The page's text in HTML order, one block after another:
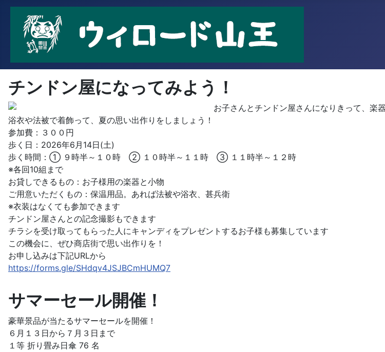
チンドン屋になってみよう！
お子さんとチンドン屋さんになりきって、楽
浴衣や法被で着飾って、夏の思い出作りをしましょう！
参加費：３００円
歩く日：2026年6月14日(土)
歩く時間：① ９時半～１０時 ② １０時半～１１時 ③ １１時半～１２時
※各回10組まで
お貸しできるもの：お子様用の楽器と小物
ご用意いただくもの：保温用品。あれば法被や浴衣、甚兵衛
※衣装はなくても参加できます
チンドン屋さんとの記念撮影もできます
チラシを受け取ってもらった人にキャンディをプレゼントするお子様も募集しています
この機会に、ぜひ商店街で思い出作りを！
お申し込みは下記URLから
https://forms.gle/SHdqv4JSJBCmHUMQ7
サマーセール開催！
豪華景品が当たるサマーセールを開催！
６月１３日から７月３日まで
１等 折り畳み日傘 76 名